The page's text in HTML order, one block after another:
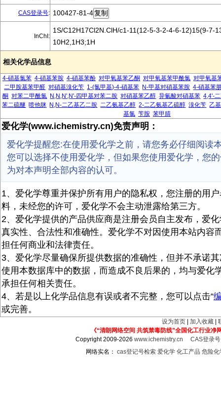
CAS登录号: 100427-81-4
InChI:
1S/C12H17Cl2N.ClH/c1-11(12-5-3-2-4-6-12)15(9-7-
10H2,1H3;1H
相关化学品信息
4-硝基氯苯 4-硝基苯胺 4-硝基苯酚 对甲氧基苯乙酮 对甲氧基苯甲酰氯 对甲氧基
二甲胺基苯甲醛 对硝基溴化苄 1-(氯甲基)-4-硝基苯 N-甲基对硝基苯胺 4-硝基苯
酮 对苯二甲酰氯 N,N,N',N'-四甲基对苯二胺 对硝基苯乙醇 异氰酸对硝基苯 4,4'-
苯二硫醚 喷他脒 N,N-二乙基乙二胺 二乙氨基乙醇 2-二乙氨基乙硫醇 溴化苄 乙
基氯 苄胺 苯甲腈
爱化学(www.ichemistry.cn)免责声明：
爱化学提醒您:在使用爱化学之前，请您务必仔细阅读
您可以选择不使用爱化学，但如果您使用爱化学，您
为对本声明全部内容的认可。
1、爱化学尊重并保护所有用户的隐私权，您注册的用
料，未经您的许可，爱化学不会主动泄露给第三方。
2、爱化学提供的产品供应商是注册会员自主发布，爱
真实性、合法性和准确性。爱化学不对因使用本站内容
担任何商业和法律责任。
3、爱化学尽量确保所提供数据的准确性，但并不承诺
使用本数据库中的数据，而造成不良后果的，均与爱化
承担任何相关责任。
4、若是以上化学品信息有误或者不完整，您可以点击“
或完善。
设为首页 加入收藏
《“清朗网络空间 共筑禁毒防线”全国化工行业净
Copyright 2009-2026www.ichemistry.cn
CAS登录
网络实名： cas登记号检索 爱化学 化工产品 危险化